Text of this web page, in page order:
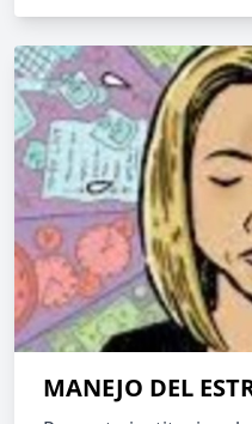
MANEJO DEL